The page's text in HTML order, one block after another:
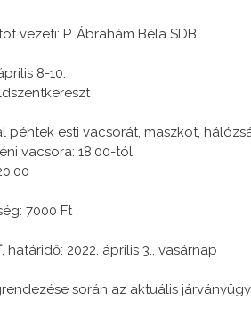
vezeti: P. Ábrahám Béla SDB
8-10.
péntek esti vacsorát, maszkot,
vacsora: 18.00-tól
7000 Ft
, határidő: 2022. április 3., vasárnap
során az aktuális